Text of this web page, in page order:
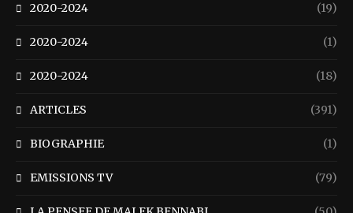
2020-2024 (19)
2020-2024 (1)
2020-2024 (18)
ARTICLES (391)
BIOGRAPHIE (1)
EMISSIONS TV (79)